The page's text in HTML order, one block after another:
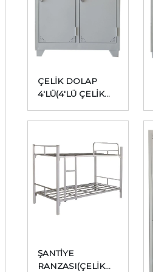
ÇELİK DOLAP
4'LÜ(4'LÜ ÇELİK
DOLABI)
ŞANTİYE
RANZASI(ÇELİK